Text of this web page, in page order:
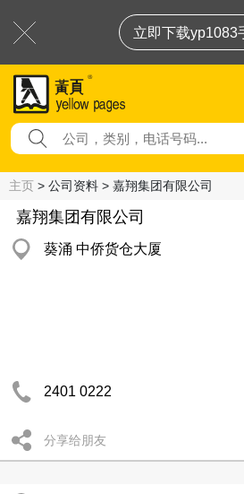
立即下载yp1083
主页 > 公司资料 > 嘉翔集团有限公司
嘉翔集团有限公司
葵涌 中侨货仓大厦
2401 0222
分享给朋友